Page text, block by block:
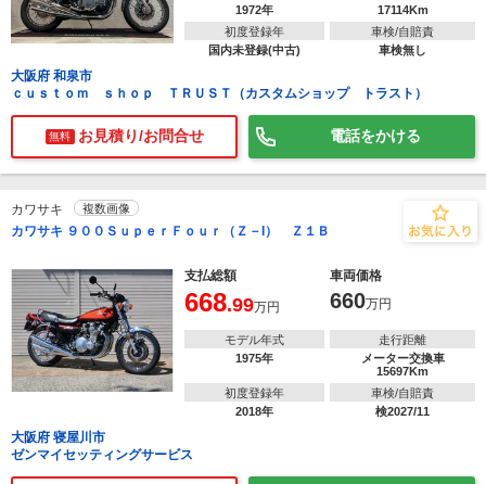
1972年
17114Km
初度登録年
国内未登録(中古)
車検/自賠責
車検無し
大阪府 和泉市
ｃｕｓｔｏｍ ｓｈｏｐ ＴＲＵＳＴ（カスタムショップ トラスト）
無料 お見積り/お問合せ 電話をかける
カワサキ 複数画像
カワサキ ９００ＳｕｐｅｒＦｏｕｒ（Ｚ－I） Ｚ１Ｂ
支払総額 車両価格
668.99万円 660万円
モデル年式
1975年
走行距離
メーター交換車
15697Km
初度登録年
2018年
車検/自賠責
検2027/11
大阪府 寝屋川市
ゼンマイセッティングサービス